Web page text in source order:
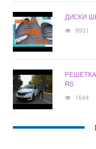
ДИСКИ
9931
RS
1644